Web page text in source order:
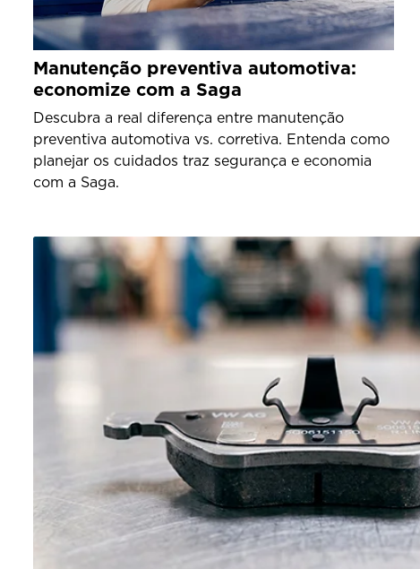
Manutenção preventiva automotiva:
economize com a Saga
Descubra a real diferença entre manutenção
preventiva automotiva vs. corretiva. Entenda como
planejar os cuidados traz segurança e economia
com a Saga.